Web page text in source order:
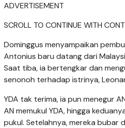
ADVERTISEMENT
SCROLL TO CONTINUE WITH
Dominggus menyampaikan
Antonius baru datang dari
Saat tiba, ia bertengkar dan
senonoh terhadap istrinya,
YDA tak terima, ia pun menegur
AN memukul YDA, hingga
pukul. Setelahnya, mereka bubar